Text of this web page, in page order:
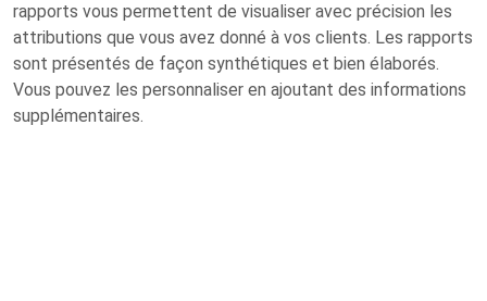
rapports vous permettent de visualiser avec précision les
attributions que vous avez donné à vos clients. Les rapports
sont présentés de façon synthétiques et bien élaborés.
Vous pouvez les personnaliser en ajoutant des informations
supplémentaires.